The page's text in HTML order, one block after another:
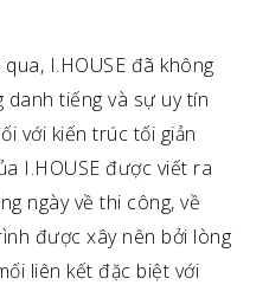
I.HOUSE đã không
tiếng và sự uy tín
với kiến trúc tối giản
I.HOUSE được viết ra
ngày về thi công, về
được xây nên bởi lòng
liên kết đặc biệt với